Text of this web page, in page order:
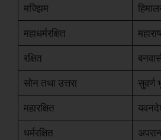
मज्झिम
महाधर्मरक्षित
रक्षित
सोन तथा उत्तरा
सुवर्ण
महारक्षित
धर्मरक्षित